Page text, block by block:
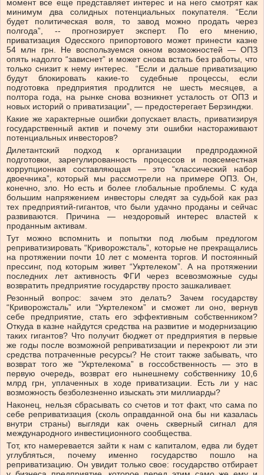
момент все еще представляет интерес и на него смотрят как
минимум два солидных потенциальных покупателя. “Если
будет политическая воля, то завод можно продать через
полгода”, -- прогнозирует эксперт. По его мнению,
приватизация Одесского припортового может принести казне
54 млн грн. Не воспользуемся окном возможностей — ОПЗ
опять надолго “зависнет” и может снова встать без работы, что
только снизит к нему интерес. “Если и дальше приватизацию
будут блокировать какие-то судебные процессы, если
подготовка предприятия продлится не шесть месяцев, а
полтора года, на рынке снова возникнет усталость от ОПЗ и
новых историй о приватизации”, — предостерегает Берзинджи.
Какие же характерные ошибки допускает власть, приватизируя
государственный актив и почему эти ошибки настораживают
потенциальных инвесторов?
Дилетантский подход к организации предпродажной
подготовки, зарегулированность процессов и повсеместная
коррупционная составляющая — это “классический набор
двоечника”, который мы рассмотрели на примере ОПЗ. Он,
конечно, зло. Но есть и более глобальные проблемы. С куда
большим напряжением инвесторы следят за судьбой как раз
тех предприятий-гигантов, что были удачно проданы и сейчас
развиваются. Причина — нездоровый интерес властей к
проданным активам.
Тут можно вспомнить и попытки под любым предлогом
реприватизировать “Криворожсталь”, которые не прекращались
на протяжении почти 10 лет с момента торгов. И постоянный
прессинг, под которым живет “Укртелеком”. А на протяжении
последних лет активность ФГИ через всевозможные суды
возвратить предприятие государству просто зашкаливает.
Резонный вопрос: зачем это делать? Зачем государству
“Криворожсталь” или “Укртелеком” и сможет ли оно, вернув
себе предприятие, стать его эффективным собственником?
Откуда в казне найдутся средства на развитие и модернизацию
таких гигантов? Что получит бюджет от предприятия в первые
же годы после возможной реприватизации и перекроют ли эти
средства потраченные ресурсы? Не стоит также забывать, что
возврат того же “Укртелекома” в госсобственность — это в
первую очередь, возврат его нынешнему собственнику 10,6
млрд грн, уплаченных в ходе приватизации. Есть ли у нас
возможность безболезненно изыскать эти миллиарды?
Наконец, нельзя сбрасывать со счетов и тот факт, что сама по
себе реприватизация (сколь оправданной она бы ни казалась
внутри страны) выгляди как очень скверный сигнал для
международного инвестиционного сообщества.
Тот, кто намеревается зайти к нам с капиталом, едва ли будет
углубляться, почему именно государство пошло на
реприватизацию. Он увидит только свое: государство отбирает